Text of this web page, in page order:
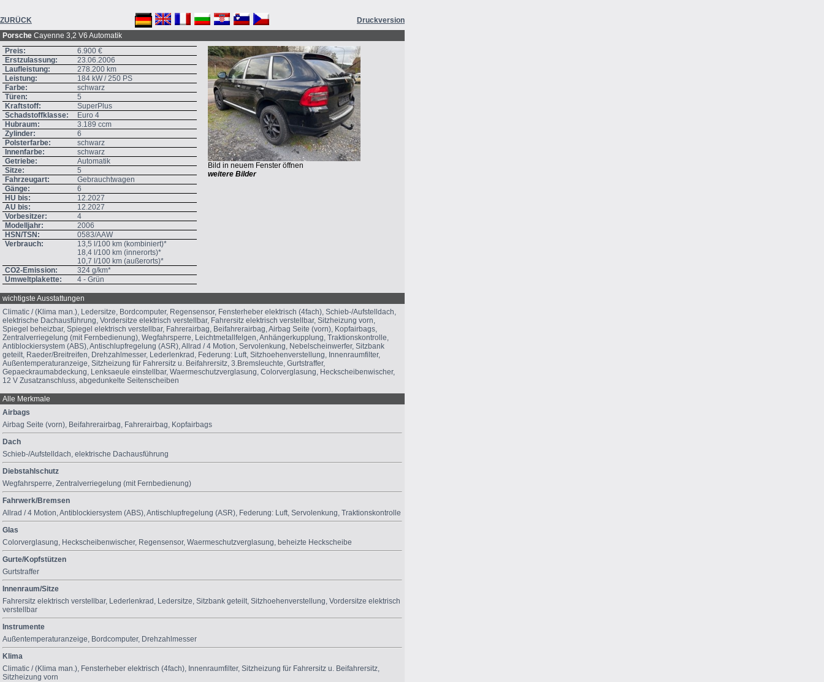
ZURÜCK
Druckversion
Porsche Cayenne 3,2 V6 Automatik
Preis:
6.900 €
Erstzulassung:
23.06.2006
Laufleistung:
278.200 km
Leistung:
184 kW / 250 PS
Farbe:
schwarz
Türen:
5
Kraftstoff:
SuperPlus
Schadstoffklasse:
Euro 4
Hubraum:
3.189 ccm
Zylinder:
6
Polsterfarbe:
schwarz
Innenfarbe:
schwarz
Getriebe:
Automatik
Sitze:
5
Fahrzeugart:
Gebrauchtwagen
Gänge:
6
HU bis:
12.2027
AU bis:
12.2027
Vorbesitzer:
4
Modelljahr:
2006
HSN/TSN:
0583/AAW
Verbrauch:
13,5 l/100 km (kombiniert)*
18,4 l/100 km (innerorts)*
10,7 l/100 km (außerorts)*
CO2-Emission:
324 g/km*
Umweltplakette:
4 - Grün
Bild in neuem Fenster öffnen
weitere Bilder
wichtigste Ausstattungen
Climatic / (Klima man.), Ledersitze, Bordcomputer, Regensensor, Fensterheber elektrisch (4fach), Schieb-/Aufstelldach,
elektrische Dachausführung, Vordersitze elektrisch verstellbar, Fahrersitz elektrisch verstellbar, Sitzheizung vorn,
Spiegel beheizbar, Spiegel elektrisch verstellbar, Fahrerairbag, Beifahrerairbag, Airbag Seite (vorn), Kopfairbags,
Zentralverriegelung (mit Fernbedienung), Wegfahrsperre, Leichtmetallfelgen, Anhängerkupplung, Traktionskontrolle,
Antiblockiersystem (ABS), Antischlupfregelung (ASR), Allrad / 4 Motion, Servolenkung, Nebelscheinwerfer, Sitzbank
geteilt, Raeder/Breitreifen, Drehzahlmesser, Lederlenkrad, Federung: Luft, Sitzhoehenverstellung, Innenraumfilter,
Außentemperaturanzeige, Sitzheizung für Fahrersitz u. Beifahrersitz, 3.Bremsleuchte, Gurtstraffer,
Gepaeckraumabdeckung, Lenksaeule einstellbar, Waermeschutzverglasung, Colorverglasung, Heckscheibenwischer,
12 V Zusatzanschluss, abgedunkelte Seitenscheiben
Alle Merkmale
Airbags
Airbag Seite (vorn), Beifahrerairbag, Fahrerairbag, Kopfairbags
Dach
Schieb-/Aufstelldach, elektrische Dachausführung
Diebstahlschutz
Wegfahrsperre, Zentralverriegelung (mit Fernbedienung)
Fahrwerk/Bremsen
Allrad / 4 Motion,Antiblockiersystem (ABS),Antischlupfregelung (ASR), Federung: Luft, Servolenkung, Traktionskontrolle
Glas
Colorverglasung, Heckscheibenwischer, Regensensor, Waermeschutzverglasung, beheizte Heckscheibe
Gurte/Kopfstützen
Gurtstraffer
Innenraum/Sitze
Fahrersitz elektrisch verstellbar, Lederlenkrad , Ledersitze, Sitzbank geteilt, Sitzhoehenverstellung, Vordersitze elektrisch
verstellbar
Instrumente
Außentemperaturanzeige, Bordcomputer, Drehzahlmesser
Klima
Climatic / (Klima man.), Fensterheber elektrisch (4fach), Innenraumfilter, Sitzheizung für Fahrersitz u. Beifahrersitz,
Sitzheizung vorn